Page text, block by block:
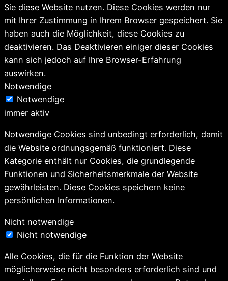
Sie diese Website nutzen. Diese Cookies werden nur
mit Ihrer Zustimmung in Ihrem Browser gespeichert. Sie
haben auch die Möglichkeit, diese Cookies zu
deaktivieren. Das Deaktivieren einiger dieser Cookies
kann sich jedoch auf Ihre Browser-Erfahrung
auswirken.
Notwendige
Notwendige
immer aktiv
Notwendige Cookies sind unbedingt erforderlich, damit
die Website ordnungsgemäß funktioniert. Diese
Kategorie enthält nur Cookies, die grundlegende
Funktionen und Sicherheitsmerkmale der Website
gewährleisten. Diese Cookies speichern keine
persönlichen Informationen.
Nicht notwendige
Nicht notwendige
Alle Cookies, die für die Funktion der Website
möglicherweise nicht besonders erforderlich sind und